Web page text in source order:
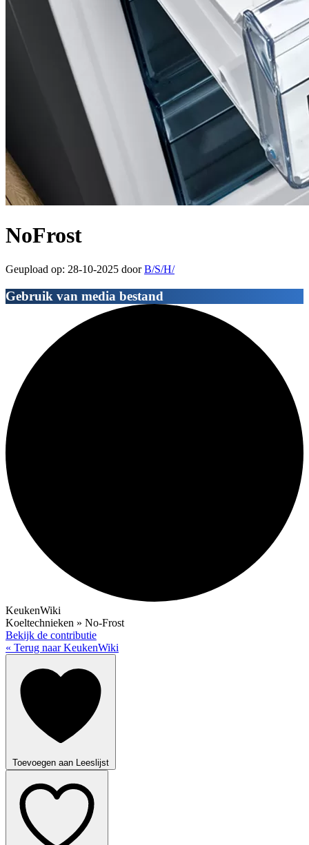
NoFrost
Geupload op: 28-10-2025 doorB/S/H/
Gebruik van media bestand
KeukenWiki
Koeltechnieken » No-Frost
Bekijk de contributie
« Terug naar KeukenWiki
Toevoegen aan Leeslijst